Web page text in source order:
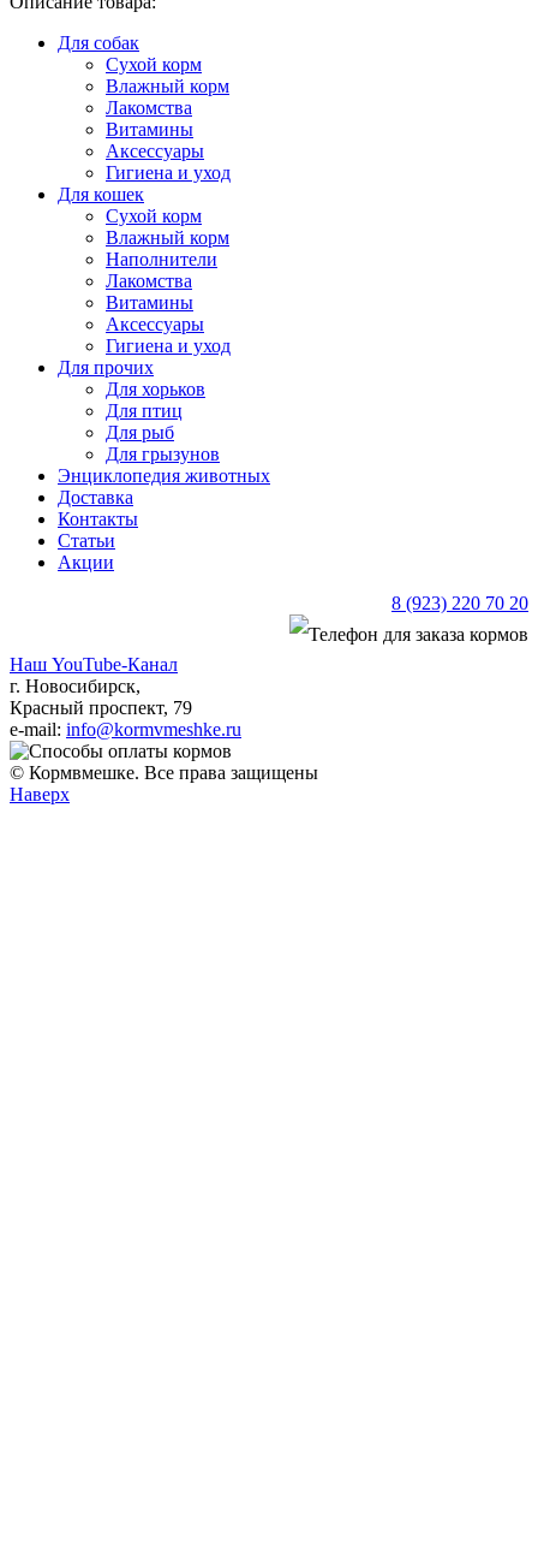
Для собак
Сухой корм
Влажный корм
Лакомства
Витамины
Аксессуары
Гигиена и уход
Для кошек
Сухой корм
Влажный корм
Наполнители
Лакомства
Витамины
Аксессуары
Гигиена и уход
Для прочих
Для хорьков
Для птиц
Для рыб
Для грызунов
Энциклопедия животных
Доставка
Контакты
Статьи
Акции
8 (923) 220 70 20
Наш YouTube-Канал
г. Новосибирск,
Красный проспект, 79
e-mail: info@kormvmeshke.ru
© Кормвмешке. Все права защищены
Наверх